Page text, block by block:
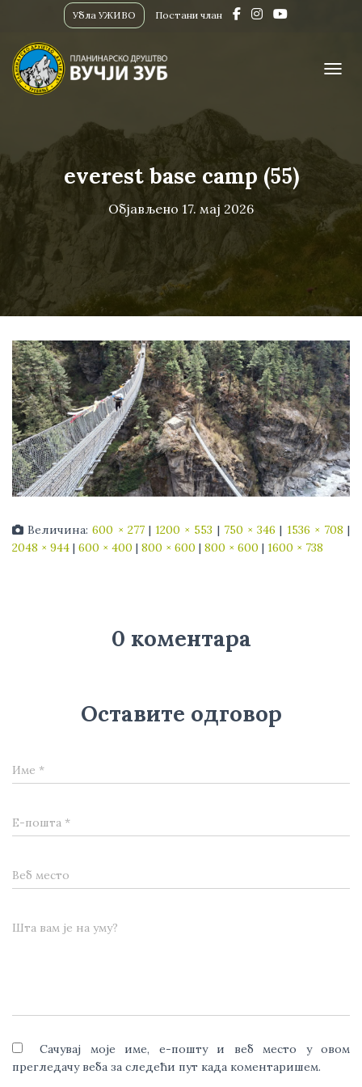
Убла УЖИВО Постани члан
everest base camp (55)
Објављено 17. мај 2026
Величина:600 × 277 | 1200 × 553 | 750 × 346 | 1536 × 708 |
2048 × 944 | 600 × 400 | 800 × 600 | 800 × 600 | 1600 × 738
0 коментара
Оставите одговор
Име *
Е-пошта *
Веб место
Шта вам је на уму?
Сачувај моје име, е-пошту и веб место у овом
прегледачу веба за следећи пут када коментаришем.